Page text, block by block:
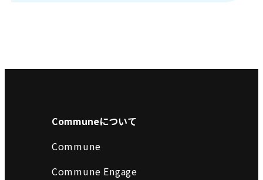
Communeについて
Commune
Commune Engage